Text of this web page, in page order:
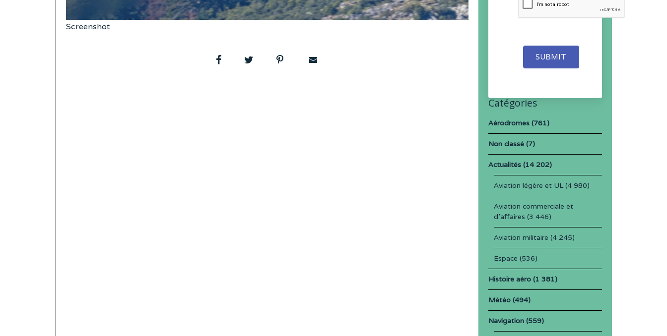
Screenshot
SUBMIT
Catégories
Aérodromes(761)
Non classé(7)
Actualités(14 202)
Aviation légère et UL(4 980)
Aviation commerciale et
d'affaires (3 446)
Aviation militaire (4 245)
Espace (536)
Histoire aéro(1 381)
Météo(494)
Navigation(559)